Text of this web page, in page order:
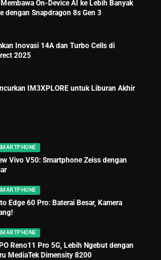
On-Device AI ke Lebih Banyak
dengan Snapdragon 8s Gen 3
Inovasi 14A dan Turbo Cells di
2025
IM3XPLORE untuk Liburan Akhir
Vivo V50: Smartphone Zeiss dengan
Edge 60 Pro: Baterai Besar, Kamera
Reno11 Pro 5G, Lebih Ngebut dengan
MediaTek Dimensity 8200